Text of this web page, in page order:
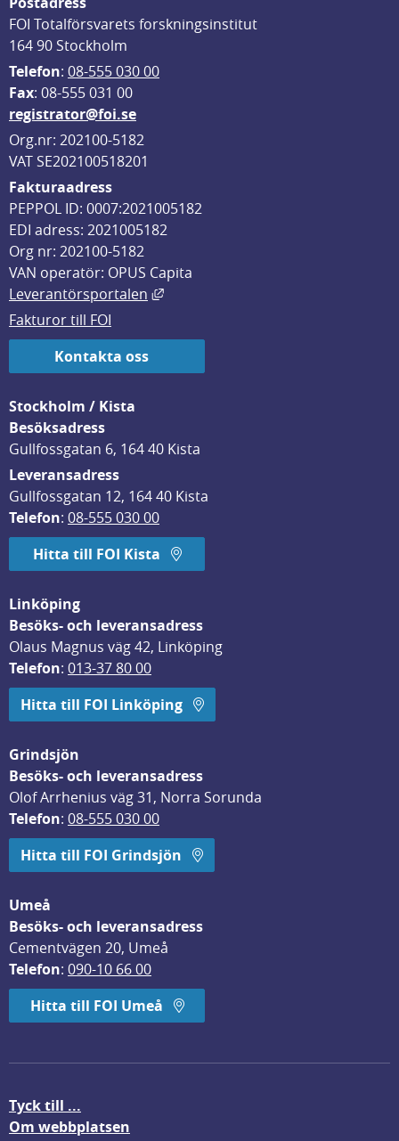
FOI Totalförsvarets forskningsinstitut
164 90 Stockholm
Telefon: 08-555 030 00
Fax: 08-555 031 00
registrator@foi.se
Org.nr: 202100-5182
VAT SE202100518201
Fakturaadress
PEPPOL ID: 0007:2021005182
EDI adress: 2021005182
Org nr: 202100-5182
VAN operatör: OPUS Capita
Leverantörsportalen
Länk till annan webbplats, öppnas
Fakturor till FOI
Kontakta oss
Stockholm / Kista
Besöksadress
Gullfossgatan 6, 164 40 Kista
Leveransadress
Gullfossgatan 12, 164 40 Kista
Telefon: 08-555 030 00
Hitta till FOI Kista
Linköping
Besöks- och leveransadress
Olaus Magnus väg 42, Linköping
Telefon: 013-37 80 00
Hitta till FOI Linköping
Grindsjön
Besöks- och leveransadress
Olof Arrhenius väg 31, Norra Sorunda
Telefon: 08-555 030 00
Hitta till FOI Grindsjön
Umeå
Besöks- och leveransadress
Cementvägen 20, Umeå
Telefon: 090-10 66 00
Hitta till FOI Umeå
Tyck till ...
Om webbplatsen